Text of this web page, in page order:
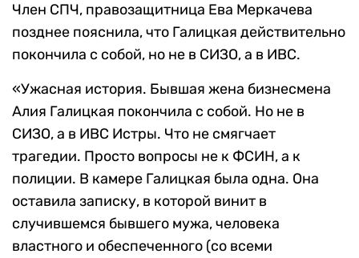
Член СПЧ, правозащитница Ева Меркачева
позднее пояснила, что Галицкая действительно
покончила с собой, но не в СИЗО, а в ИВС.
«Ужасная история. Бывшая жена бизнесмена
Алия Галицкая покончила с собой. Но не в
СИЗО, а в ИВС Истры. Что не смягчает
трагедии. Просто вопросы не к ФСИН, а к
полиции. В камере Галицкая была одна. Она
оставила записку, в которой винит в
случившемся бывшего мужа, человека
властного и обеспеченного (со всеми